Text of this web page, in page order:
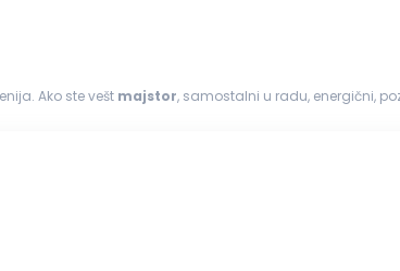
Ako ste vešt majstor, samostalni u radu, energični,